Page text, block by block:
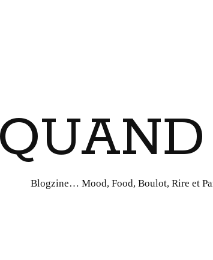
Blogzine… Mood, Food, Boulot, Rire et